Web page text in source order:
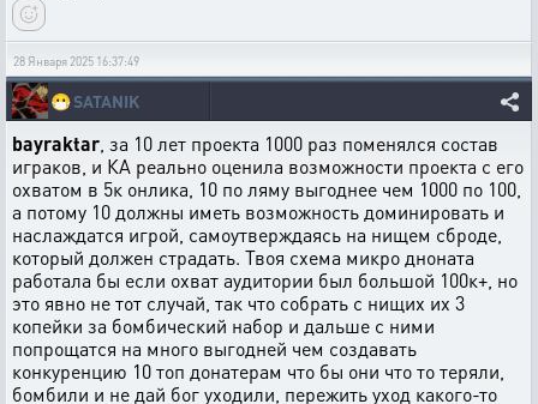
28 Января 2025 16:37:49
😷SATANIK
bayraktar , за 10 лет проекта 1000 раз поменялся состав
играков, и КА реально оценила возможности проекта с его
охватом в 5к онлика, 10 по ляму выгоднее чем 1000 по 100,
а потому 10 должны иметь возможность доминировать и
наслаждатся игрой, самоутверждаясь на нищем сброде,
который должен страдать. Твоя схема микро дноната
работала бы если охват аудитории был большой 100к+, но
это явно не тот случай, так что собрать с нищих их 3
копейки за бомбический набор и дальше с ними
попрощатся на много выгодней чем создавать
конкуренцию 10 топ донатерам что бы они что то теряли,
бомбили и не дай бог уходили, пережить уход какого-то